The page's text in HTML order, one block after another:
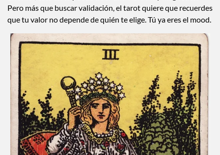
Pero más que buscar validación, el tarot quiere que recuerdes
que tu valor no depende de quién te elige. Tú ya eres el mood.